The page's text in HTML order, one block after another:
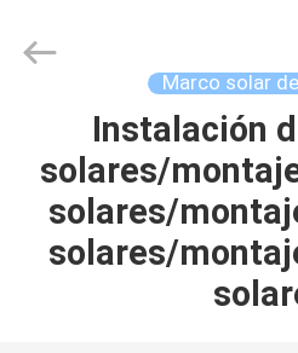
INICIO
PRODUCTOS
Rights
Marco solar
Instalación
solares/
solares/
solares/